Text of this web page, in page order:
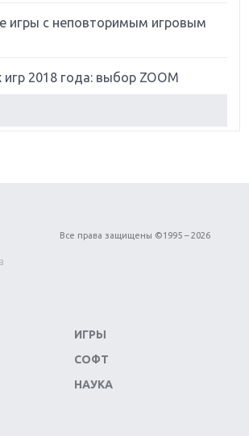
игры с неповторимым игровым
2018 года: выбор ZOOM
Horizon 4: вершина эволюции
для консолей: Spider-Man и
2
Crew 2: покорение Америки
E3 2018
Все права защищены ©1995 – 2026
ИГРЫ
СОФТ
НАУКА